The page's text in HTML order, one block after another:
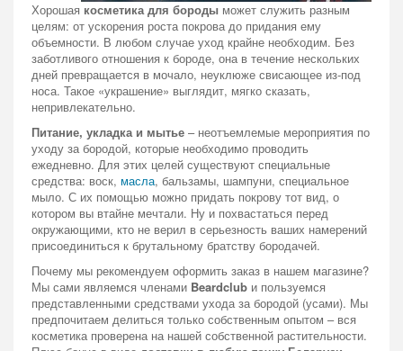
Хорошая косметика для бороды может служить разным
целям: от ускорения роста покрова до придания ему
объемности. В любом случае уход крайне необходим. Без
заботливого отношения к бороде, она в течение нескольких
дней превращается в мочало, неуклюже свисающее из-под
носа. Такое «украшение» выглядит, мягко сказать,
непривлекательно.
Питание, укладка и мытье – неотъемлемые мероприятия по
уходу за бородой, которые необходимо проводить
ежедневно. Для этих целей существуют специальные
средства: воск, масла, бальзамы, шампуни, специальное
мыло. С их помощью можно придать покрову тот вид, о
котором вы втайне мечтали. Ну и похвастаться перед
окружающими, кто не верил в серьезность ваших намерений
присоединиться к брутальному братству бородачей.
Почему мы рекомендуем оформить заказ в нашем магазине?
Мы сами являемся членами Beardclub и пользуемся
представленными средствами ухода за бородой (усами). Мы
предпочитаем делиться только собственным опытом – вся
косметика проверена на нашей собственной растительности.